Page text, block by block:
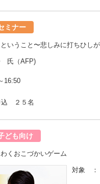
ミナー
いうこと〜悲しみに打ちひし
氏（AFP)
16:50
込 ２５名
ども向け
くおこづかいゲーム
対象 ：